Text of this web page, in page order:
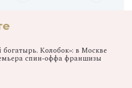
богатырь. Колобок»: в Москве
спин‑оффа франшизы